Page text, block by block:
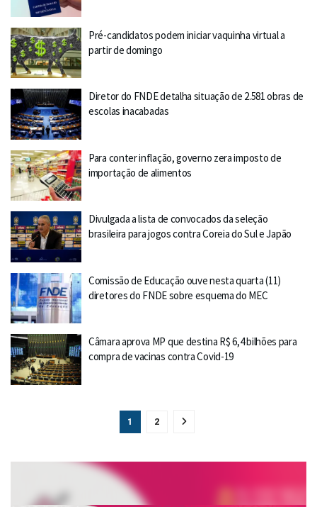
Pré-candidatos podem iniciar vaquinha virtual a
partir de domingo
Diretor do FNDE detalha situação de 2.581 obras de
escolas inacabadas
Para conter inflação, governo zera imposto de
importação de alimentos
Divulgada a lista de convocados da seleção
brasileira para jogos contra Coreia do Sul e Japão
Comissão de Educação ouve nesta quarta (11)
diretores do FNDE sobre esquema do MEC
Câmara aprova MP que destina R$ 6,4 bilhões para
compra de vacinas contra Covid-19
1 2